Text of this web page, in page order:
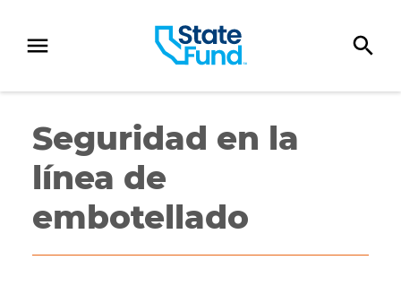
Seguridad en la
línea de
embotellado